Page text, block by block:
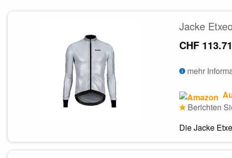
Jacke
CHF 113.71
mehr
Berichten
Die Jacke